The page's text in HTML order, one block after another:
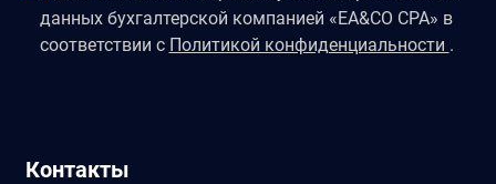
данных бухгалтерской компанией «EA&CO CPA» в
соответствии с Политикой конфиденциальности .
Контакты